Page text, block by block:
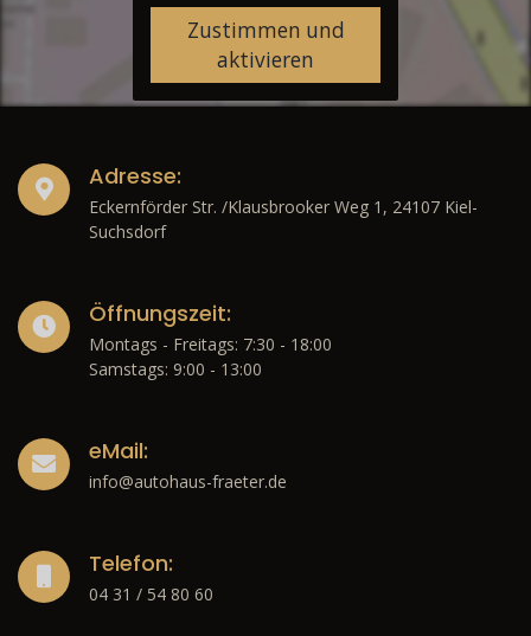
Zustimmen und
aktivieren
Adresse:
Eckernförder Str. /Klausbrooker Weg 1, 24107 Kiel-
Suchsdorf
Öffnungszeit:
Montags - Freitags: 7:30 - 18:00
Samstags: 9:00 - 13:00
eMail:
info@autohaus-fraeter.de
Telefon:
04 31 / 54 80 60